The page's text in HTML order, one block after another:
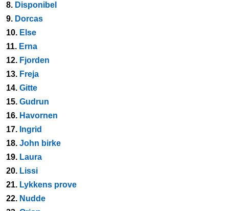
8. Disponibel
9. Dorcas
10. Else
11. Erna
12. Fjorden
13. Freja
14. Gitte
15. Gudrun
16. Havornen
17. Ingrid
18. John birke
19. Laura
20. Lissi
21. Lykkens prove
22. Nudde